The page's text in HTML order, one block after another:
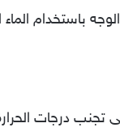
درجات الحرارة